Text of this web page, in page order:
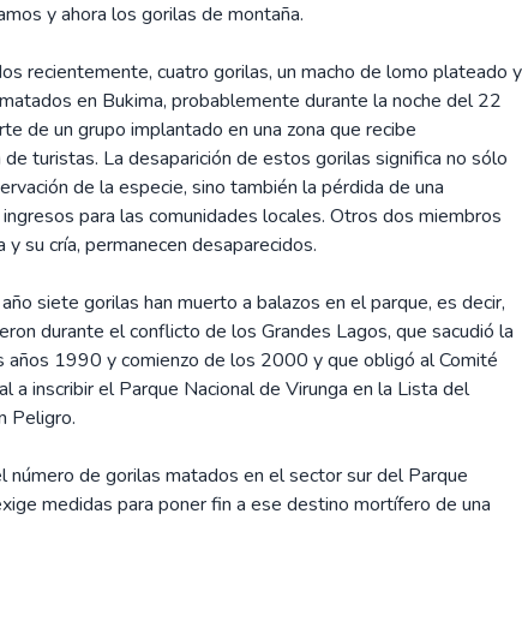
y ahora los gorilas de montaña.
recientemente, cuatro gorilas, un macho de lomo plateado y
en Bukima, probablemente durante la noche del 22
de un grupo implantado en una zona que recibe
turistas. La desaparición de estos gorilas significa no sólo
de la especie, sino también la pérdida de una
para las comunidades locales. Otros dos miembros
y su cría, permanecen desaparecidos.
siete gorilas han muerto a balazos en el parque, es decir,
durante el conflicto de los Grandes Lagos, que sacudió la
años 1990 y comienzo de los 2000 y que obligó al Comité
a inscribir el Parque Nacional de Virunga en la Lista del
Peligro.
número de gorilas matados en el sector sur del Parque
medidas para poner fin a ese destino mortífero de una